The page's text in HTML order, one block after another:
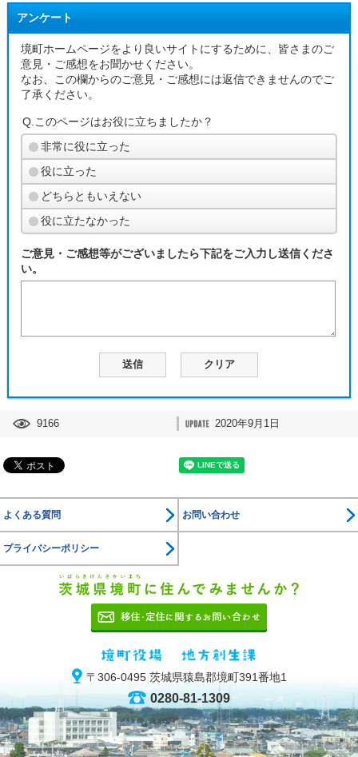
アンケート
境町ホームページをより良いサイトにするために、皆さまのご
意見・ご感想をお聞かせください。
なお、この欄からのご意見・ご感想には返信できませんのでご
了承ください。
Q.このページはお役に立ちましたか？
非常に役に立った
役に立った
どちらともいえない
役に立たなかった
ご意見・ご感想等がございましたら下記をご入力し送信くださ
い。
9166 2020年9月1日
よくある質問 お問い合わせ
プライバシーポリシー
〒306-0495 茨城県猿島郡境町391番地1
0280-81-1309